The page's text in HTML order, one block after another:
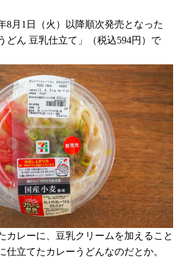
8月1日（火）以降順次発売となった
どん 豆乳仕立て」（税込594円）で
カレーに、豆乳クリームを加えること
仕立てたカレーうどんなのだとか。